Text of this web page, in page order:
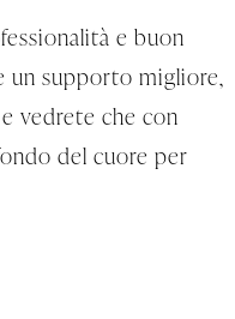
e buon
un supporto migliore,
vedrete che con
del cuore per